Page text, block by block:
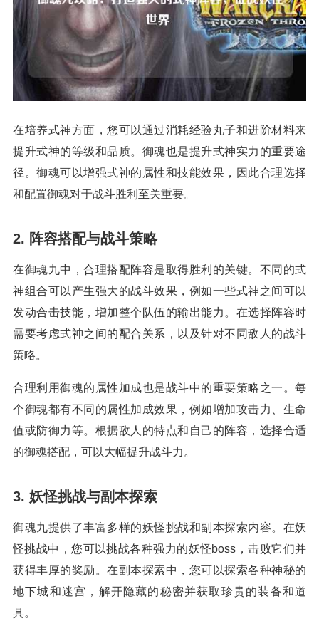
在培养式神方面，您可以通过消耗经验丸子和进阶材料来
提升式神的等级和品质。御魂也是提升式神实力的重要途
径。御魂可以增强式神的属性和技能效果，因此合理选择
和配置御魂对于战斗胜利至关重要。
2. 阵容搭配与战斗策略
在御魂九中，合理搭配阵容是取得胜利的关键。不同的式
神组合可以产生强大的战斗效果，例如一些式神之间可以
发动合击技能，增加整个队伍的输出能力。在选择阵容时
需要考虑式神之间的配合关系，以及针对不同敌人的战斗
策略。
合理利用御魂的属性加成也是战斗中的重要策略之一。每
个御魂都有不同的属性加成效果，例如增加攻击力、生命
值或防御力等。根据敌人的特点和自己的阵容，选择合适
的御魂搭配，可以大幅提升战斗力。
3. 妖怪挑战与副本探索
御魂九提供了丰富多样的妖怪挑战和副本探索内容。在妖
怪挑战中，您可以挑战各种强力的妖怪boss，击败它们并
获得丰厚的奖励。在副本探索中，您可以探索各种神秘的
地下城和迷宫，解开隐藏的秘密并获取珍贵的装备和道
具。